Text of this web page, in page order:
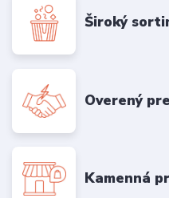
Široký
Overený
Kamenná